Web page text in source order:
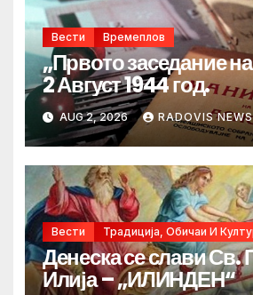
Вести Времеплов
„Првото заседание
2 Август 1944 год.
AUG 2, 2026 RADOVIS NEWS
Вести Традиција, Обичаи И
Денеска се слави Св.
Илија – „ИЛИНДЕН“